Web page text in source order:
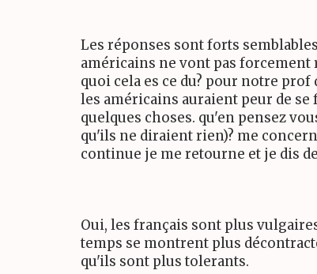
Les réponses sont forts
américains ne vont pas forcement
quoi cela es ce du? pour notre prof
les américains auraient peur de
quelques choses. qu'en pensez
qu'ils ne diraient rien)? me
continue je me retourne et je dis
Oui, les français sont plus
temps se montrent plus
qu'ils sont plus tolerants.